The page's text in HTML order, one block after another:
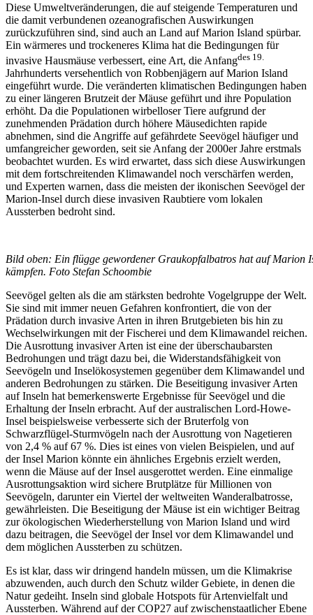
Diese Umweltveränderungen, die auf steigende Temperaturen und
die damit verbundenen ozeanografischen Auswirkungen
zurückzuführen sind, sind auch an Land auf Marion Island spürbar.
Ein wärmeres und trockeneres Klima hat die Bedingungen für
invasive Hausmäuse verbessert, eine Art, die Anfangdes 19.
Jahrhunderts versehentlich von Robbenjägern auf Marion Island
eingeführt wurde. Die veränderten klimatischen Bedingungen haben
zu einer längeren Brutzeit der Mäuse geführt und ihre Population
erhöht. Da die Populationen wirbelloser Tiere aufgrund der
zunehmenden Prädation durch höhere Mäusedichten rapide
abnehmen, sind die Angriffe auf gefährdete Seevögel häufiger und
umfangreicher geworden, seit sie Anfang der 2000er Jahre erstmals
beobachtet wurden. Es wird erwartet, dass sich diese Auswirkungen
mit dem fortschreitenden Klimawandel noch verschärfen werden,
und Experten warnen, dass die meisten der ikonischen Seevögel der
Marion-Insel durch diese invasiven Raubtiere vom lokalen
Aussterben bedroht sind.
Bild oben: Ein flügge gewordener Graukopfalbatros hat auf Marion
kämpfen. Foto Stefan Schoombie
Seevögel gelten als die am stärksten bedrohte Vogelgruppe der Welt.
Sie sind mit immer neuen Gefahren konfrontiert, die von der
Prädation durch invasive Arten in ihren Brutgebieten bis hin zu
Wechselwirkungen mit der Fischerei und dem Klimawandel reichen.
Die Ausrottung invasiver Arten ist eine der überschaubarsten
Bedrohungen und trägt dazu bei, die Widerstandsfähigkeit von
Seevögeln und Inselökosystemen gegenüber dem Klimawandel und
anderen Bedrohungen zu stärken. Die Beseitigung invasiver Arten
auf Inseln hat bemerkenswerte Ergebnisse für Seevögel und die
Erhaltung der Inseln erbracht. Auf der australischen Lord-Howe-
Insel beispielsweise verbesserte sich der Bruterfolg von
Schwarzflügel-Sturmvögeln nach der Ausrottung von Nagetieren
von 2,4 % auf 67 %. Dies ist eines von vielen Beispielen, und auf
der Insel Marion könnte ein ähnliches Ergebnis erzielt werden,
wenn die Mäuse auf der Insel ausgerottet werden. Eine einmalige
Ausrottungsaktion wird sichere Brutplätze für Millionen von
Seevögeln, darunter ein Viertel der weltweiten Wanderalbatrosse,
gewährleisten. Die Beseitigung der Mäuse ist ein wichtiger Beitrag
zur ökologischen Wiederherstellung von Marion Island und wird
dazu beitragen, die Seevögel der Insel vor dem Klimawandel und
dem möglichen Aussterben zu schützen.
Es ist klar, dass wir dringend handeln müssen, um die Klimakrise
abzuwenden, auch durch den Schutz wilder Gebiete, in denen die
Natur gedeiht. Inseln sind globale Hotspots für Artenvielfalt und
Aussterben. Während auf der COP27 auf zwischenstaatlicher Ebene